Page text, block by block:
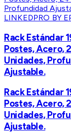
LINKEDPRO BY
Rack Estándar
Postes, Acero,
Unidades,
Ajustable.
Rack Estándar
Postes, Acero,
Unidades,
Ajustable.